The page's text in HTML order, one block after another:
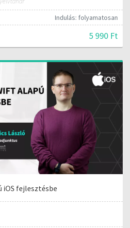
Indulás: folyamatosan
5 990 Ft
iOS fejlesztésbe